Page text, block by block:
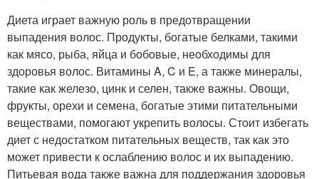
Диета играет важную роль в предотвращении
выпадения волос. Продукты, богатые белками, такими
как мясо, рыба, яйца и бобовые, необходимы для
здоровья волос. Витамины A, C и E, а также минералы,
такие как железо, цинк и селен, также важны. Овощи,
фрукты, орехи и семена, богатые этими питательными
веществами, помогают укрепить волосы. Стоит избегать
диет с недостатком питательных веществ, так как это
может привести к ослаблению волос и их выпадению.
Питьевая вода также важна для поддержания здоровья